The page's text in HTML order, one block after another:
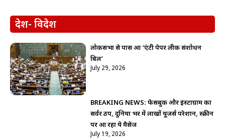
देश- विदेश
लोकसभा से पास हुआ ‘एंटी पेपर लीक संशोधन
बिल’
July 29, 2026
BREAKING NEWS: फेसबुक और इंस्टाग्राम का
सर्वर ठप, दुनिया भर में लाखों यूजर्स परेशान, स्क्रीन
पर आ रहा ये मैसेज
July 19, 2026